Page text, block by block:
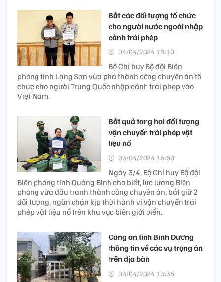
Bắt các đối tượng tổ chức
cho người nước ngoài nhập
cảnh trái phép
04/04/2024 18:10’
Bộ Chỉ huy Bộ đội Biên
phòng tỉnh Lạng Sơn vừa phá thành công chuyên án tổ
chức cho người Trung Quốc nhập cảnh trái phép vào
Việt Nam.
Bắt quả tang hai đối tượng
vận chuyển trái phép vật
liệu nổ
03/04/2024 16:50’
Ngày 3/4, Bộ Chỉ huy Bộ đội
Biên phòng tỉnh Quảng Bình cho biết, lực lượng Biên
phòng vừa đấu tranh thành công chuyên án, bắt giữ 2
đối tượng, ngăn chặn kịp thời hành vi vận chuyển trái
phép vật liệu nổ trên khu vực biên giới biển.
Công an tỉnh Bình Dương
thông tin về các vụ trọng án
trên địa bàn
03/04/2024 13:35’